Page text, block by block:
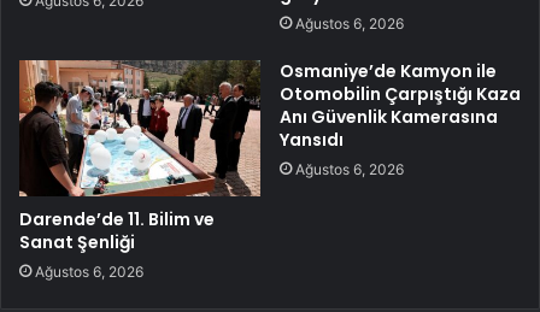
Ağustos 6, 2026
Darende’de 11. Bilim ve
Sanat Şenliği
Ağustos 6, 2026
Osmaniye’de Kamyon ile
Otomobilin Çarpıştığı Kaza
Anı Güvenlik Kamerasına
Yansıdı
Ağustos 6, 2026